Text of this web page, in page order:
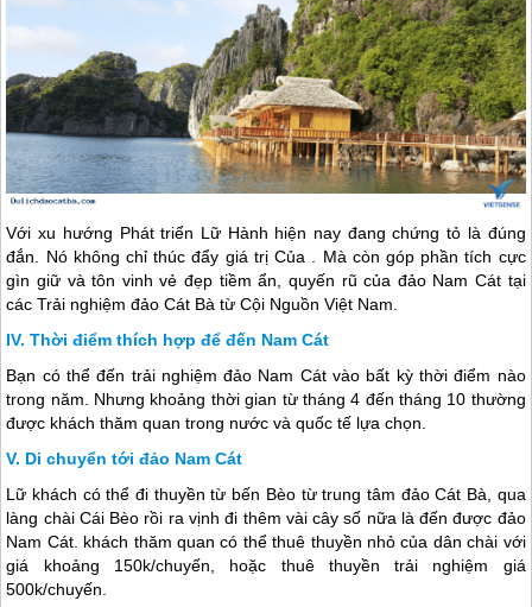
Với xu hướng Phát triển Lữ Hành hiện nay đang chứng tỏ là đúng
đắn. Nó không chỉ thúc đẩy giá trị Của . Mà còn góp phần tích cực
gìn giữ và tôn vinh vẻ đẹp tiềm ẩn, quyến rũ của đảo Nam Cát tại
các Trải nghiệmđảo Cát Bà từ Cội Nguồn Việt Nam.
Thời điểm thích hợp để đến Nam Cát
Bạn có thể đến trải nghiệm đảo Nam Cát vào bất kỳ thời điểm nào
trong năm. Nhưng khoảng thời gian từ tháng 4 đến tháng 10 thường
được khách thăm quan trong nước và quốc tế lựa chọn.
Di chuyển tới đảo Nam Cát
Lữ khách có thể đi thuyền từ bến Bèo từ trung tâm đảo Cát Bà , qua
làng chài Cái Bèo rồi ra vịnh đi thêm vài cây số nữa là đến được đảo
Nam Cát. khách thăm quan có thể thuê thuyền nhỏ của dân chài với
giá khoảng 150k/chuyến, hoặc thuê thuyền trải nghiệm giá
500k/chuyến.